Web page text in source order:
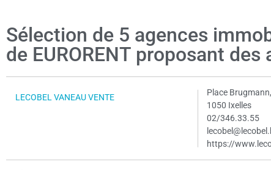
Sélection de 5 agences
de EURORENT proposant des
LECOBEL VANEAU VENTE
Place
1050 Ixelles
02/346.33.55
https://